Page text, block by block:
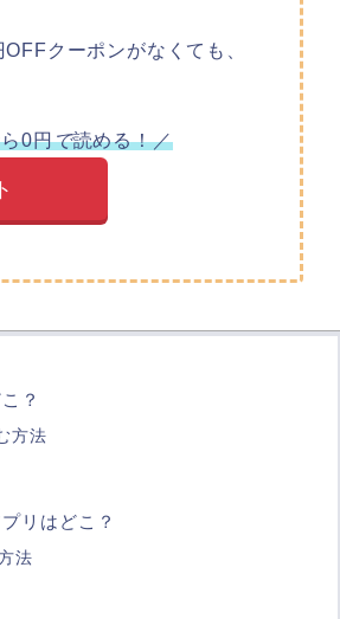
クーポンがなくても、
0円で読める！／
？
方法
リはどこ？
法